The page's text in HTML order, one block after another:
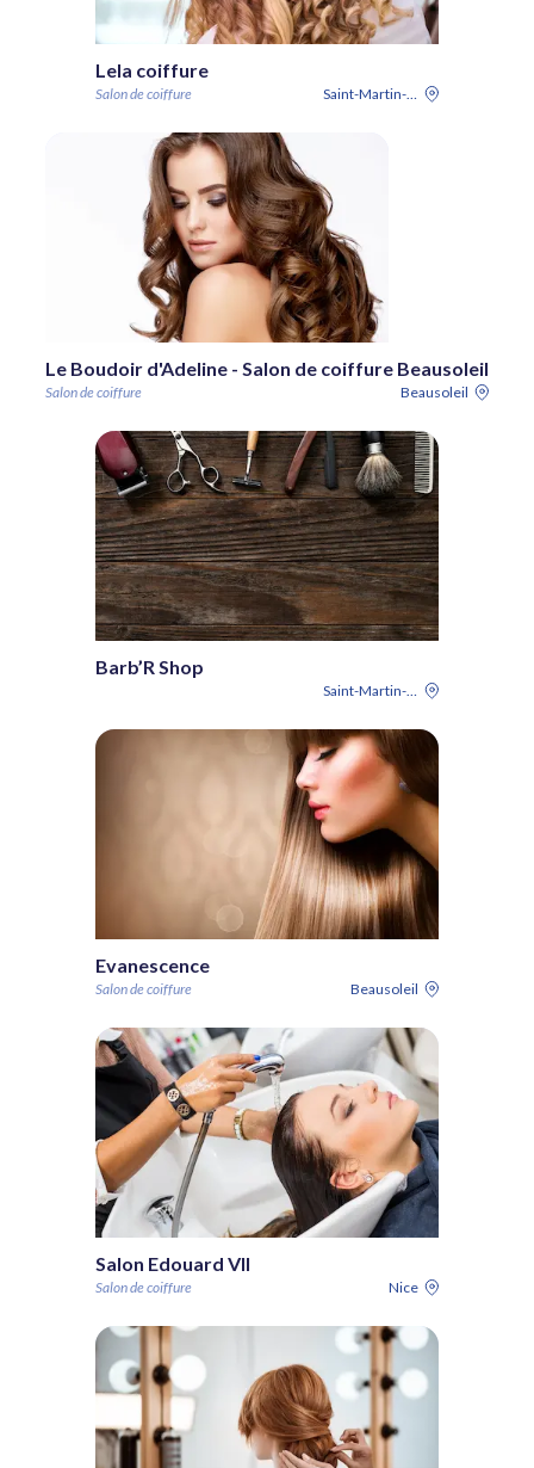
Lela coiffure
Salon de coiffure Saint-Martin-du-Var
Le Boudoir d'Adeline - Salon de coiffure Beausoleil
Salon de coiffure Beausoleil
Barb’R Shop
Saint-Martin-du-Var
Evanescence
Salon de coiffure Beausoleil
Salon Edouard VII
Salon de coiffure Nice